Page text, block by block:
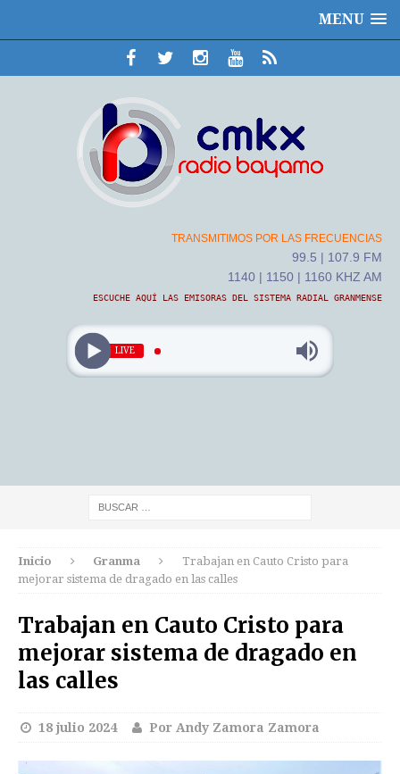
MENU
TRANSMITIMOS POR LAS FRECUENCIAS
99.5 | 107.9 FM
1140 | 1150 | 1160 KHZ AM
ESCUCHE AQUÍ LAS EMISORAS DEL SISTEMA RADIAL GRANMENSE
LIVE
Inicio Granma
Trabajan en Cauto Cristo para
mejorar sistema de dragado en las calles
Trabajan en Cauto Cristo para
mejorar sistema de dragado en
las calles
18 julio 2024 Por Andy Zamora Zamora